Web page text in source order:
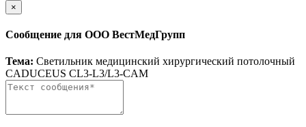
×
Сообщение для ООО ВестМедГрупп
Тема: Светильник медицинский хирургический потолочный
CADUCEUS CL3-L3/L3-CAM